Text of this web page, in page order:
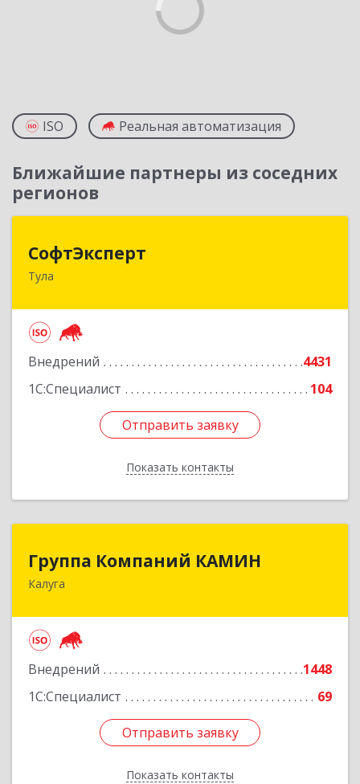
ISO Реальная автоматизация
Ближайшие партнеры из соседних
регионов
СофтЭксперт
Тула
Внедрений
4431
1С:Специалист
104
Отправить заявку
Показать контакты
300013, Тульская обл, Тула г, Болдина ул, дом №
Отправить заявку
Назад
Группа Компаний КАМИН
Калуга
Внедрений
1448
1С:Специалист
69
Отправить заявку
Показать контакты
Группа Компаний КАМИН
248023, Калужская обл, Калуга г, Теренинский
Отправить заявку
Назад